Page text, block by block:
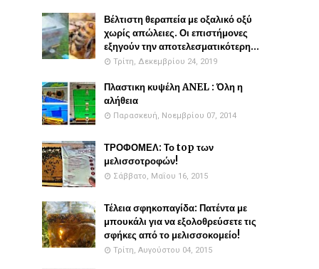
Βέλτιστη θεραπεία με οξαλικό οξύ
χωρίς απώλειες. Οι επιστήμονες
εξηγούν την αποτελεσματικότερη...
Τρίτη, Δεκεμβρίου 24, 2019
Πλαστικη κυψέλη ANEL : Όλη η
αλήθεια
Παρασκευή, Νοεμβρίου 07, 2014
ΤΡΟΦΟΜΕΛ: Το top των
μελισσοτροφών!
Σάββατο, Μαΐου 16, 2015
Τέλεια σφηκοπαγίδα: Πατέντα με
μπουκάλι για να εξολοθρεύσετε τις
σφήκες από το μελισσοκομείο!
Τρίτη, Αυγούστου 04, 2015